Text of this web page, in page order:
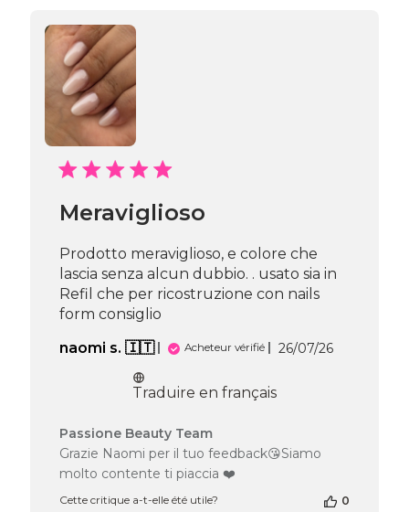
Meraviglioso
Prodotto meraviglioso, e colore che
lascia senza alcun dubbio. . usato sia in
Refil che per ricostruzione con nails
form consiglio
naomi s. 🇮🇹
Acheteur vérifié
Date
26/07/26
Traduire en français
Commentaires
du
propriétaire
de
la
Passione Beauty Team
Grazie Naomi per il tuo feedback😘Siamo
molto contente ti piaccia ❤️
Cette critique a-t-elle été utile? 0